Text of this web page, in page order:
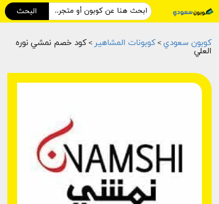
البحث
كوبون سعودي > كوبونات المشاهير > كود خصم نمشي نوره
العلي